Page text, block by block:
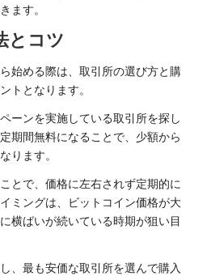
ます。
とコツ
始める際は、取引所の選び方と購
トとなります。
ーンを実施している取引所を探し
期間無料になることで、少額から
ります。
とで、価格に左右されず定期的に
ミングは、ビットコイン価格が大
横ばいが続いている時期が狙い目
、最も安価な取引所を選んで購入